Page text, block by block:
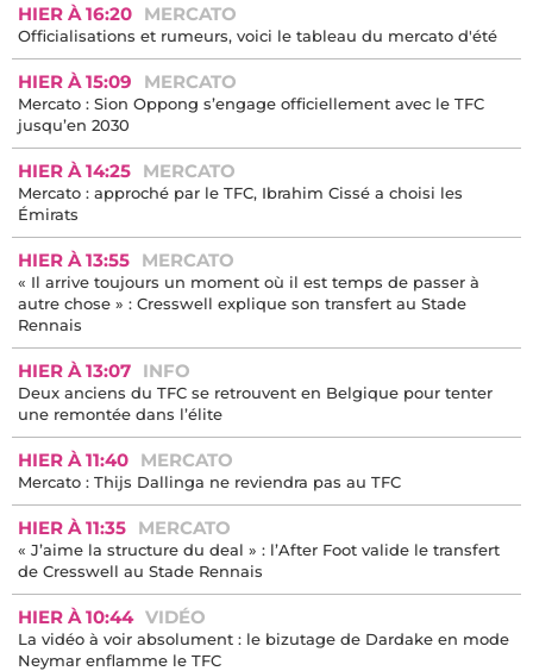
HIER À 16:20 MERCATO
Officialisations et rumeurs, voici le tableau du mercato d'été
HIER À 15:09 MERCATO
Mercato : Sion Oppong s’engage officiellement avec le TFC
jusqu’en 2030
HIER À 14:25 MERCATO
Mercato : approché par le TFC, Ibrahim Cissé a choisi les
Émirats
HIER À 13:55 MERCATO
« Il arrive toujours un moment où il est temps de passer à
autre chose » : Cresswell explique son transfert au Stade
Rennais
HIER À 13:07 INFO
Deux anciens du TFC se retrouvent en Belgique pour tenter
une remontée dans l’élite
HIER À 11:40 MERCATO
Mercato : Thijs Dallinga ne reviendra pas au TFC
HIER À 11:35 MERCATO
« J’aime la structure du deal » : l’After Foot valide le transfert
de Cresswell au Stade Rennais
HIER À 10:44 VIDÉO
La vidéo à voir absolument : le bizutage de Dardake en mode
Neymar enflamme le TFC